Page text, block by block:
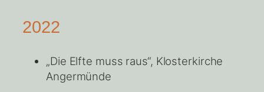
2022
„Die Elfte muss raus“, Klosterkirche
Angermünde